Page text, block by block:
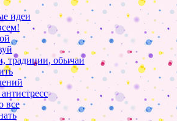
идеи
традиции, обычаи
все